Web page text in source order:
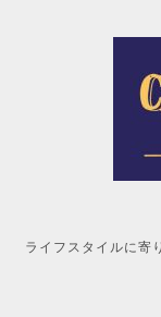
自分だけの
ライフスタイルに寄